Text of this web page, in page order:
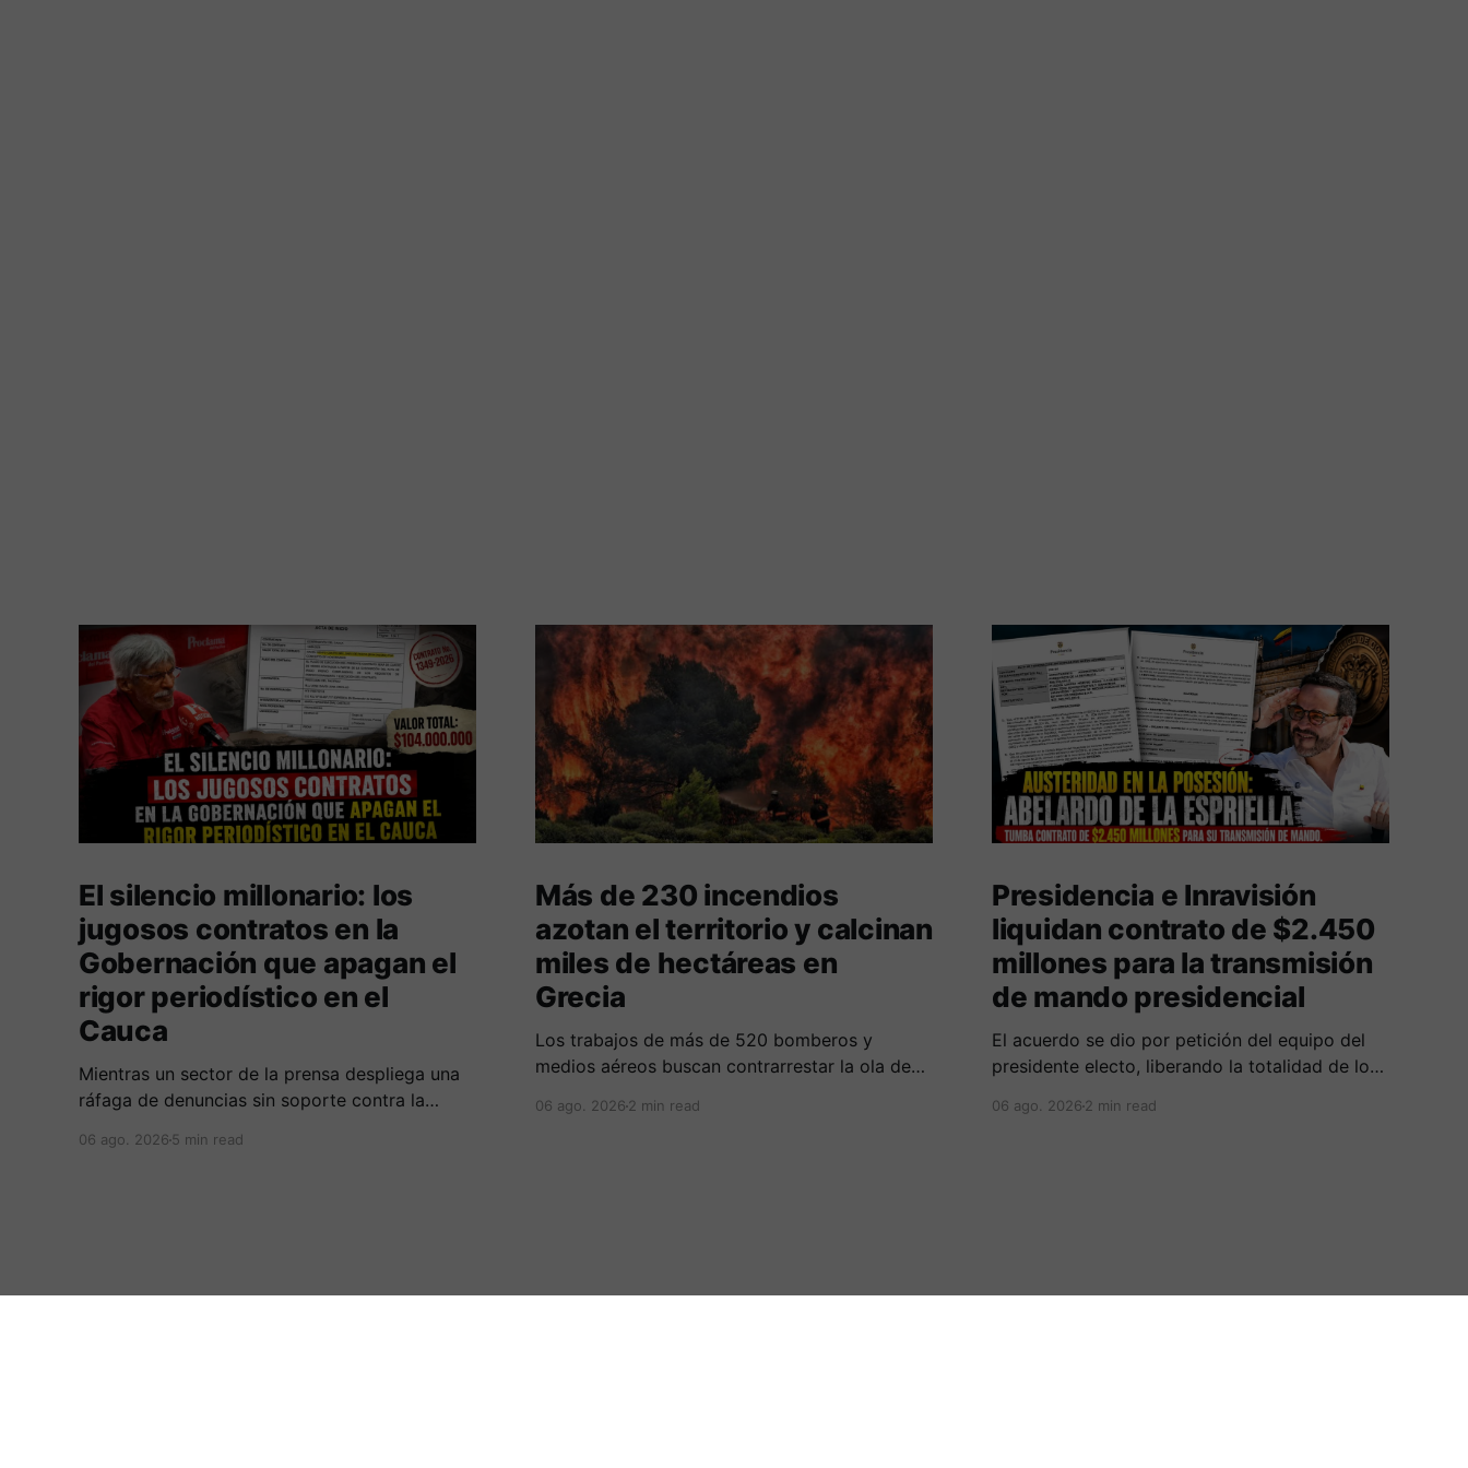
El silencio millonario: los
jugosos contratos en la
Gobernación que apagan el
rigor periodístico en el
Cauca
Mientras un sector de la prensa despliega una
ráfaga de denuncias sin soporte contra la
documentos oficiales revelan acuerdos por 140
06 ago. 2026 5 min read
Más de 230 incendios
azotan el territorio y calcinan
miles de hectáreas en
Grecia
Los trabajos de más de 520 bomberos y
medios aéreos buscan contrarrestar la ola de
cinco fallecidos, miles de evacuados e
06 ago. 20262 min read
Presidencia e Inravisión
liquidan contrato de $2.450
millones para la transmisión
de mando presidencial
​El acuerdo se dio por petición del equipo del
presidente electo, liberando la totalidad de los
ni operativa.
06 ago. 20262 min read